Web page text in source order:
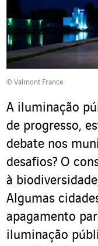
© Valmont France
A iluminação
de progresso,
debate nos
desafios? O
à
Algumas
apagamento
iluminação